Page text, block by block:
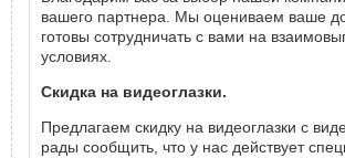
вашего партнера. Мы оцениваем ваше
готовы сотрудничать с вами на
условиях.
Скидка на видеоглазки.
Предлагаем скидку на видеоглазки с
рады сообщить, что у нас действует